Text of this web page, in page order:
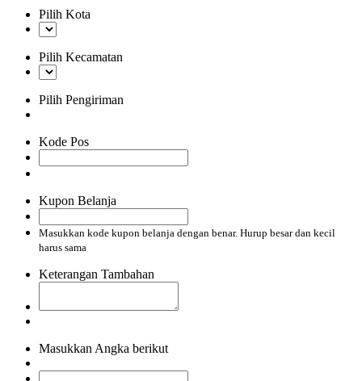
Pilih Kota
Pilih Kecamatan
Pilih Pengiriman
Kode Pos
Kupon Belanja
Masukkan kode kupon belanja dengan benar. Hurup besar dan kecil
harus sama
Keterangan Tambahan
Masukkan Angka berikut